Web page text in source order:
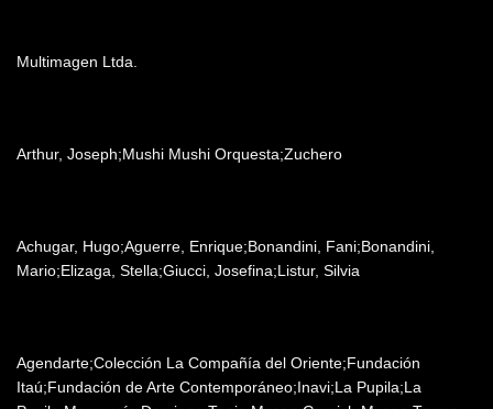
Multimagen Ltda.
Arthur, Joseph;Mushi Mushi Orquesta;Zuchero
Achugar, Hugo;Aguerre, Enrique;Bonandini, Fani;Bonandini,
Mario;Elizaga, Stella;Giucci, Josefina;Listur, Silvia
Agendarte;Colección La Compañía del Oriente;Fundación
Itaú;Fundación de Arte Contemporáneo;Inavi;La Pupila;La